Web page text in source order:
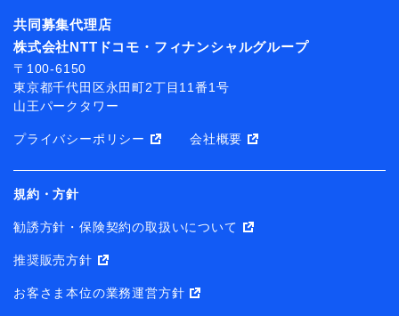
共同募集代理店
株式会社NTTドコモ・フィナンシャルグループ
〒100-6150
東京都千代田区永田町2丁目11番1号
山王パークタワー
プライバシーポリシー 会社概要
規約・方針
勧誘方針・保険契約の取扱いについて
推奨販売方針
お客さま本位の業務運営方針